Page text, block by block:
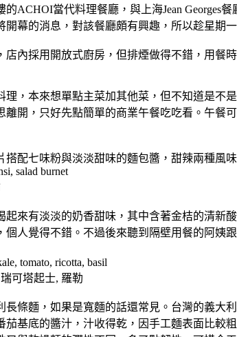
ACHOI當代料理餐廳，與上海Jean Georges
幕的消息，對該餐廳頗有興趣，所以趁星期
內採用開放式廚房，但排煙做得不錯，用餐
理，本來想單點主菜加其他菜，但不知道是不
離開，只好先點簡單的商業午餐吃吃看。午
配七味粉與淡淡甜味的麵包醬，甜辣兩種風
salad burnet
起來有淡淡的奶香甜味，其中含著金桔的清
個人覺得不錯。不過後來聽到隔壁用餐的阿姨
tomato, ricotta, basil
可塔起士, 羅勒
長條麵，如果是寬麵的話還常見。台灣的義大
茄基底的醬汁，汁收得乾，因手工麵表面比較